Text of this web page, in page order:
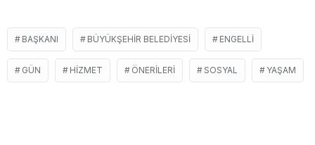
BAŞKANI BÜYÜKŞEHIR BELEDIYESI ENGELLI
GÜN HIZMET ÖNERILERI SOSYAL YAŞAM